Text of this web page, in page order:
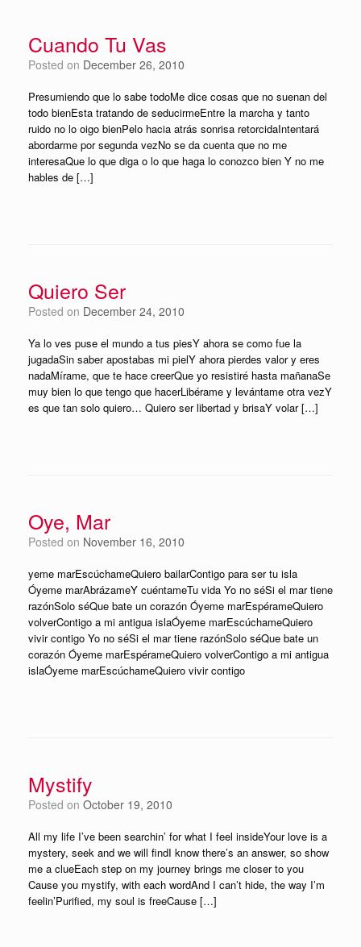
Cuando Tu Vas
Posted on December 26, 2010
Presumiendo que lo sabe todoMe dice cosas que no suenan del
todo bienEsta tratando de seducirmeEntre la marcha y tanto
ruido no lo oigo bienPelo hacia atrás sonrisa retorcidaIntentará
abordarme por segunda vezNo se da cuenta que no me
interesaQue lo que diga o lo que haga lo conozco bien Y no me
hables de […]
Quiero Ser
Posted on December 24, 2010
Ya lo ves puse el mundo a tus piesY ahora se como fue la
jugadaSin saber apostabas mi pielY ahora pierdes valor y eres
nadaMírame, que te hace creerQue yo resistiré hasta mañanaSe
muy bien lo que tengo que hacerLibérame y levántame otra vezY
es que tan solo quiero… Quiero ser libertad y brisaY volar […]
Oye, Mar
Posted on November 16, 2010
yeme marEscúchameQuiero bailarContigo para ser tu isla
Óyeme marAbrázameY cuéntameTu vida Yo no séSi el mar tiene
razónSolo séQue bate un corazón Óyeme marEspérameQuiero
volverContigo a mi antigua islaÓyeme marEscúchameQuiero
vivir contigo Yo no séSi el mar tiene razónSolo séQue bate un
corazón Óyeme marEspérameQuiero volverContigo a mi antigua
islaÓyeme marEscúchameQuiero vivir contigo
Mystify
Posted on October 19, 2010
All my life I’ve been searchin’ for what I feel insideYour love is a
mystery, seek and we will findI know there’s an answer, so show
me a clueEach step on my journey brings me closer to you
Cause you mystify, with each wordAnd I can’t hide, the way I’m
feelin’Purified, my soul is freeCause […]